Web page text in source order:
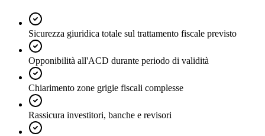
Sicurezza giuridica totale sul trattamento fiscale previsto
Opponibilità all'ACD durante periodo di validità
Chiarimento zone grigie fiscali complesse
Rassicura investitori, banche e revisori